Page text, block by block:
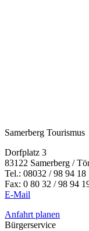
Samerberg Tourismus
Dorfplatz 3
83122 Samerberg /
Tel.: 08032 / 98 94 18
Fax: 0 80 32 / 98 94
E-Mail
Anfahrt planen
Bürgerservice